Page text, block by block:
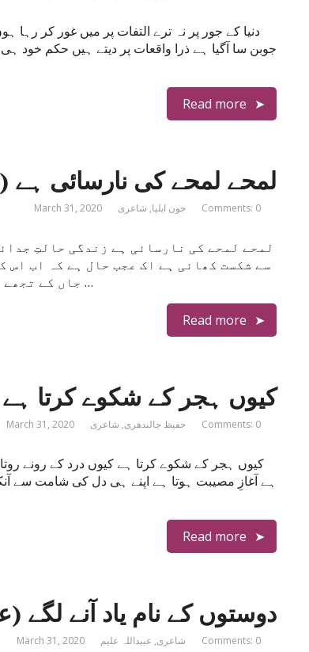
دنیا کے جور پر نہ ترے التفات پر میں غور کر
جوبن سا آگیا ہے ذرا واقعات پر دیتے ہیں حکم خود
Read more
لمحے لمحے کی نارسائی ہے
March 31, 2020 جون ایلیا, شاعری Comments: 0
لمحے لمحے کی نارسائی ہے زندگی حالتِ
سے شکست کھائی ہے اک عجب حال ہے کہ اب اس
جاں کے تجھے بھولنے میں ہی میری بھلائی ہے خود کو بھولا ہوں …
Read more
کیوں ہجر کے شکوے کرتا
March 31, 2020 حفیظ جالندھری, شاعری Comments: 0
کیوں ہجر کے شکوے کرتا ہے کیوں درد کے رونے
ہے آغازِ مصیبت ہوتا ہے اپنے ہی دل کی شامت سے
Read more
دوستوں کے نام یاد آنے لگے
March 31, 2020 شاعری, عبیداللہ علیم Comments: 0